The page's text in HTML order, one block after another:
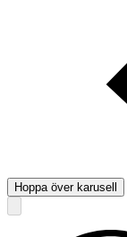
Hoppa över karusell